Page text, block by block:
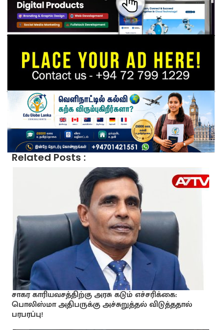
Related Posts :
சாகர காரியவசத்திற்கு அரசு கடும் எச்சரிக்கை:
பொலிஸ்மா அதிபருக்கு அச்சுறுத்தல் விடுத்ததால்
பரபரப்பு!